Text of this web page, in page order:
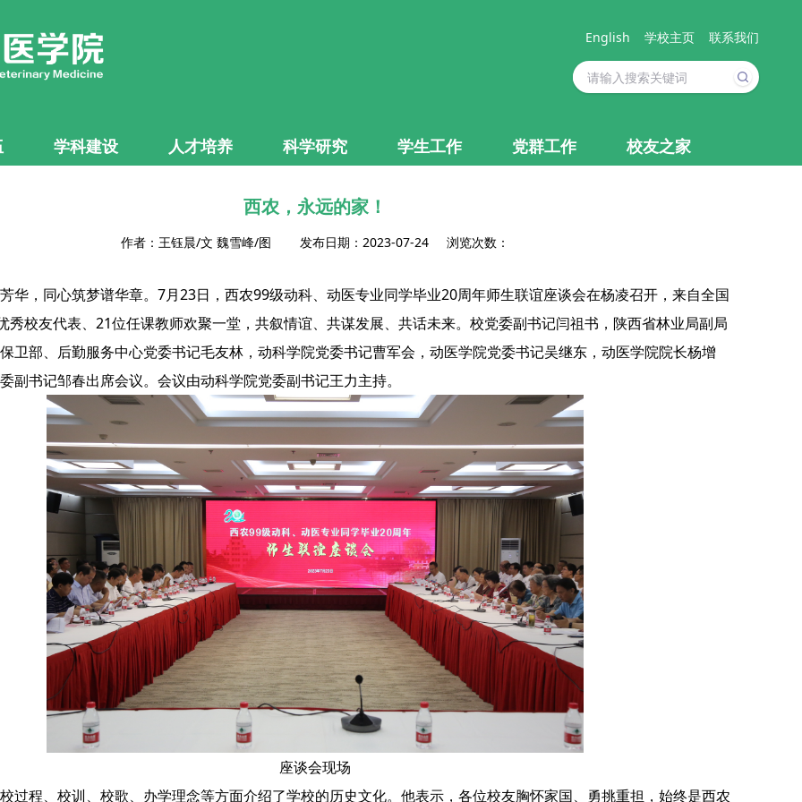
English 学校主页 联系我们
学科建设 人才培养 科学研究 学生工作 党群工作 校友之家
西农，永远的家！
作者：王钰晨/文 魏雪峰/图 发布日期：2023-07-24 浏览次数：
华，同心筑梦谱华章。7月23日，西农99级动科、动医专业同学毕业20周年师生联谊座谈会在杨凌召开，来自全国
秀校友代表、21位任课教师欢聚一堂，共叙情谊、共谋发展、共话未来。校党委副书记闫祖书，陕西省林业局副局
卫部、后勤服务中心党委书记毛友林，动科学院党委书记曹军会，动医学院党委书记吴继东，动医学院院长杨增
副书记邹春出席会议。会议由动科学院党委副书记王力主持。
座谈会现场
过程、校训、校歌、办学理念等方面介绍了学校的历史文化。他表示，各位校友胸怀家国、勇挑重担，始终是西农